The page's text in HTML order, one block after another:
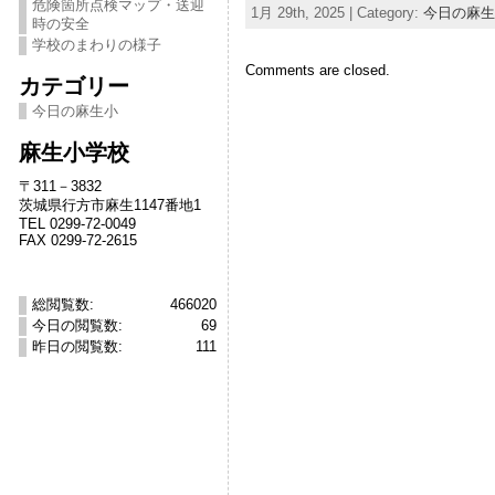
危険箇所点検マップ・送迎
時の安全
学校のまわりの様子
カテゴリー
今日の麻生小
麻生小学校
〒311－3832
茨城県行方市麻生1147番地1
TEL 0299-72-0049
FAX 0299-72-2615
466020
総閲覧数:
69
今日の閲覧数:
111
昨日の閲覧数:
1月 29th, 2025 | Category: 今日の麻
Comments are closed.